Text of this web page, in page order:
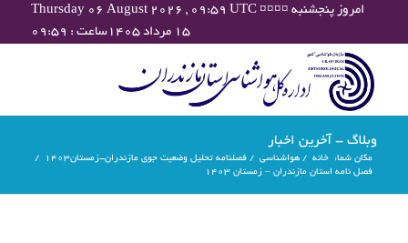
Thursday 06 August 2026 , 09:59 UTC ¤¤¤¤ امروز پنجشنبه
۱۵ مرداد ۱۴۰۵ساعت : ۰۹:۵۹
وبلاگ - آخرین اخبار
مکان شما: خانه / هواشناسی / فصلنامه تحلیل وضعیت جوی مازندران-زمستان۱۴۰۳
/
فصل نامه استان مازندران – زمستان 1403